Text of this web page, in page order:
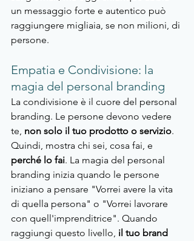
un messaggio forte e autentico può
raggiungere migliaia, se non milioni, di
persone.
Empatia e Condivisione: la
magia del personal branding
La condivisione è il cuore del personal
branding. Le persone devono vedere
te, non solo il tuo prodotto o servizio.
Quindi, mostra chi sei, cosa fai, e
perché lo fai. La magia del personal
branding inizia quando le persone
iniziano a pensare "Vorrei avere la vita
di quella persona" o "Vorrei lavorare
con quell'imprenditrice". Quando
raggiungi questo livello, il tuo brand